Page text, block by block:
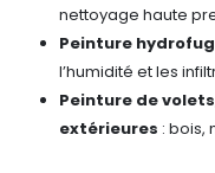
nettoyage haute
Peinture
l’humidité et les
Peinture de
extérieures : bois,